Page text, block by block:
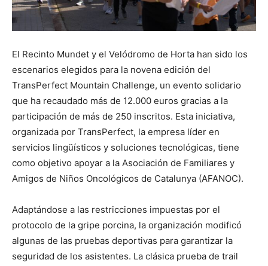
El Recinto Mundet y el Velódromo de Horta han sido los
escenarios elegidos para la novena edición del
TransPerfect Mountain Challenge, un evento solidario
que ha recaudado más de 12.000 euros gracias a la
participación de más de 250 inscritos. Esta iniciativa,
organizada por TransPerfect, la empresa líder en
servicios lingüísticos y soluciones tecnológicas, tiene
como objetivo apoyar a la Asociación de Familiares y
Amigos de Niños Oncológicos de Catalunya (AFANOC).
Adaptándose a las restricciones impuestas por el
protocolo de la gripe porcina, la organización modificó
algunas de las pruebas deportivas para garantizar la
seguridad de los asistentes. La clásica prueba de trail